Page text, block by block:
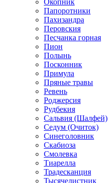
Окопник
Папоротники
Пахизандра
Перовския
Песчанка горная
Пион
Полынь
Посконник
Примула
Пряные травы
Ревень
Роджерсия
Рудбекия
Сальвия (Шалфей)
Седум (Очиток)
Синеголовник
Скабиоза
Смолевка
Тиарелла
Традесканция
Тысячелистник